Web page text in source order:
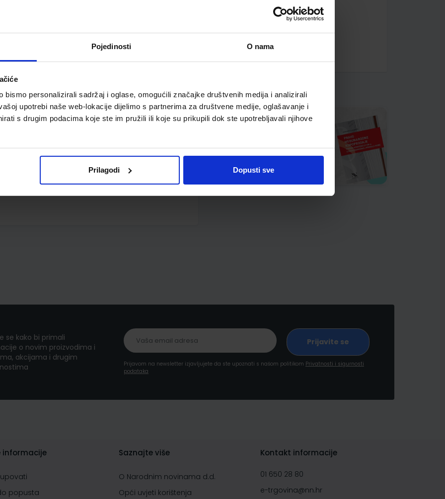
Pojedinosti O nama
bismo personalizirali sadržaj i oglase, omogućili značajke društvenih medija i analizirali
upotrebi naše web-lokacije dijelimo s partnerima za društvene medije, oglašavanje i
s drugim podacima koje ste im pružili ili koje su prikupili dok ste upotrebljavali njihove
Prilagodi Dopusti sve
se kako bi primali
o novim proizvodima i
akcijama i drugim
Prijavom na newsletter izjavljujete da ste upoznati s našom politikom Privatnosti i sigurnosti
podataka
informacije
popusta
Saznajte više
O Narodnim novinama d.d.
Opći uvjeti korištenja
Kontakt informacije
01 650 28 80
e-trgovina@nn.hr